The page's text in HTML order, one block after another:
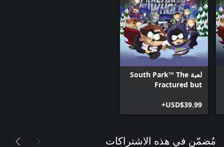
لعبة South Park™ The
Fractured but
USD$39.99+
مُضمّن في هذه الاشتراكات